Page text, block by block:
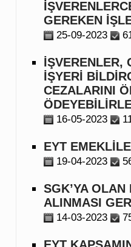
GEREKEN
25-09-2023
İŞVERENLER,
İŞYERİ
CEZALARINI
16-05-2023
EYT
19-04-2023
SGK’YA
ALINMASI
14-03-2023